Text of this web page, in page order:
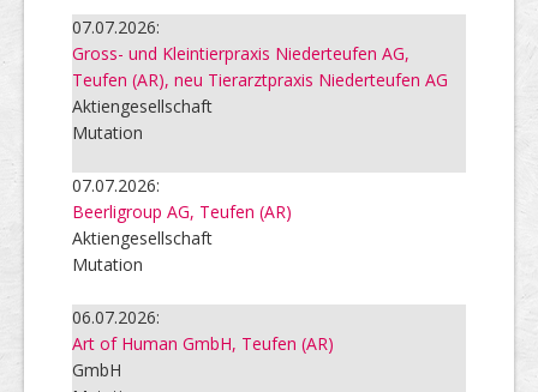
07.07.2026:
Gross- und Kleintierpraxis Niederteufen AG,
Teufen (AR), neu Tierarztpraxis Niederteufen AG
Aktiengesellschaft
Mutation
07.07.2026:
Beerligroup AG, Teufen (AR)
Aktiengesellschaft
Mutation
06.07.2026:
Art of Human GmbH, Teufen (AR)
GmbH